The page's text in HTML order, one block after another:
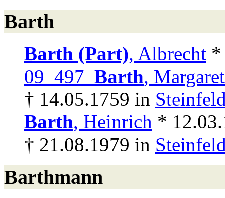
Barth
Barth (Part), Albrecht *
09 497 Barth,
† 14.05.1759 in
Barth, Heinrich *
† 21.08.1979 in
Barthmann